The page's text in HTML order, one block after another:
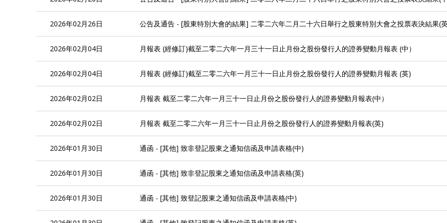
2026年02月26日 公告及通告 - [股東特別大會的結果] 二零二六年二月二十六日舉行之股東特別大會之投票表決結果(
2026年02月04日 月報表 (經修訂)截至二零二六年一月三十一日止月份之股份發行人的證券變動月報表 (中）
2026年02月04日 月報表 (經修訂)截至二零二六年一月三十一日止月份之股份發行人的證券變動月報表 (英)
2026年02月02日 月報表 截至二零二六年一月三十一日止月份之股份發行人的證券變動月報表(中）
2026年02月02日 月報表 截至二零二六年一月三十一日止月份之股份發行人的證券變動月報表(英)
2026年01月30日 通函 - [其他] 致非登記股東之通知信函及申請表格(中)
2026年01月30日 通函 - [其他] 致非登記股東之通知信函及申請表格(英)
2026年01月30日 通函 - [其他] 致登記股東之通知信函及申請表格(中)